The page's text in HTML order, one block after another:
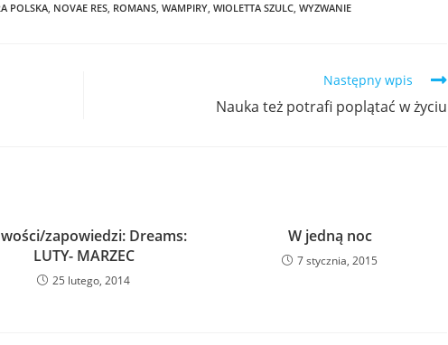
POLSKA, NOVAE RES, ROMANS, WAMPIRY, WIOLETTA SZULC, WYZWANIE
Następny wpis
Nauka też potrafi poplątać w życiu
zapowiedzi: Dreams:
LUTY- MARZEC
25 lutego, 2014
W jedną noc
7 stycznia, 2015